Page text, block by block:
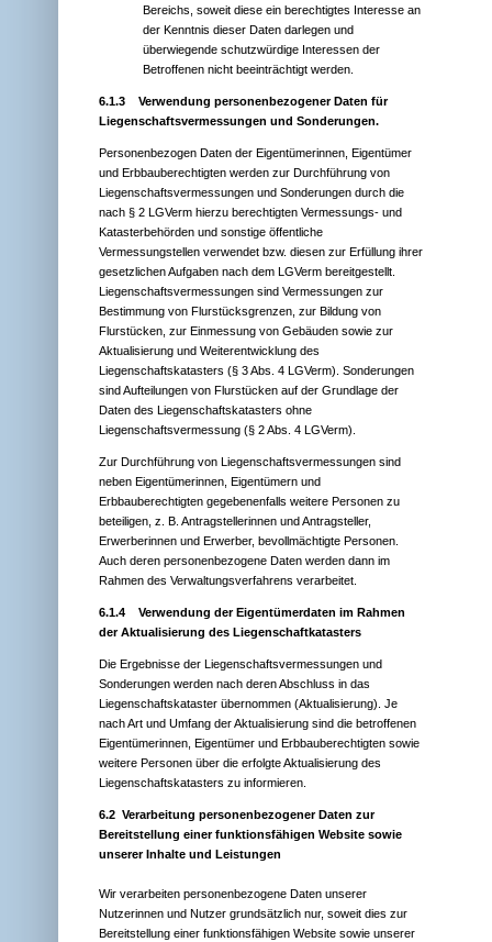
Bereichs, soweit diese ein berechtigtes Interesse an
der Kenntnis dieser Daten darlegen und
überwiegende schutzwürdige Interessen der
Betroffenen nicht beeinträchtigt werden.
6.1.3 Verwendung personenbezogener Daten für
Liegenschaftsvermessungen und Sonderungen.
Personenbezogen Daten der Eigentümerinnen, Eigentümer
und Erbbauberechtigten werden zur Durchführung von
Liegenschaftsvermessungen und Sonderungen durch die
nach § 2 LGVerm hierzu berechtigten Vermessungs- und
Katasterbehörden und sonstige öffentliche
Vermessungstellen verwendet bzw. diesen zur Erfüllung ihrer
gesetzlichen Aufgaben nach dem LGVerm bereitgestellt.
Liegenschaftsvermessungen sind Vermessungen zur
Bestimmung von Flurstücksgrenzen, zur Bildung von
Flurstücken, zur Einmessung von Gebäuden sowie zur
Aktualisierung und Weiterentwicklung des
Liegenschaftskatasters (§ 3 Abs. 4 LGVerm). Sonderungen
sind Aufteilungen von Flurstücken auf der Grundlage der
Daten des Liegenschaftskatasters ohne
Liegenschaftsvermessung (§ 2 Abs. 4 LGVerm).
Zur Durchführung von Liegenschaftsvermessungen sind
neben Eigentümerinnen, Eigentümern und
Erbbauberechtigten gegebenenfalls weitere Personen zu
beteiligen, z. B. Antragstellerinnen und Antragsteller,
Erwerberinnen und Erwerber, bevollmächtigte Personen.
Auch deren personenbezogene Daten werden dann im
Rahmen des Verwaltungsverfahrens verarbeitet.
6.1.4 Verwendung der Eigentümerdaten im Rahmen
der Aktualisierung des Liegenschaftkatasters
Die Ergebnisse der Liegenschaftsvermessungen und
Sonderungen werden nach deren Abschluss in das
Liegenschaftskataster übernommen (Aktualisierung). Je
nach Art und Umfang der Aktualisierung sind die betroffenen
Eigentümerinnen, Eigentümer und Erbbauberechtigten sowie
weitere Personen über die erfolgte Aktualisierung des
Liegenschaftskatasters zu informieren.
6.2 Verarbeitung personenbezogener Daten zur
Bereitstellung einer funktionsfähigen Website sowie
unserer Inhalte und Leistungen
Wir verarbeiten personenbezogene Daten unserer
Nutzerinnen und Nutzer grundsätzlich nur, soweit dies zur
Bereitstellung einer funktionsfähigen Website sowie unserer